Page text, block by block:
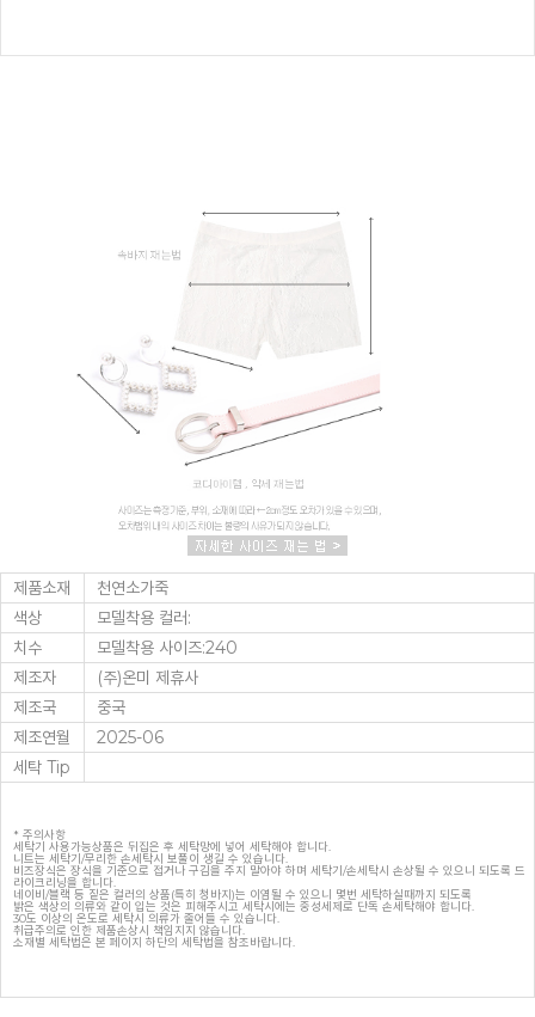
제품소재
천연소가죽
색상
모델착용 컬러:
치수
모델착용 사이즈:240
제조자
(주)온미 제휴사
제조국
중국
제조연월
2025-06
세탁 Tip
* 주의사항
세탁기 사용가능상품은 뒤집은 후 세탁망에 넣어 세탁해야 합니다.
니트는 세탁기/무리한 손세탁시 보풀이 생길 수 있습니다.
비즈장식은 장식을 기준으로 접거나 구김을 주지 말아야 하며 세탁기/손세탁시 손상될 수 있으니 되도록 드
라이크리닝을 합니다.
네이비/블랙 등 짙은 컬러의 상품(특히 청바지)는 이염될 수 있으니 몇번 세탁하실때까지 되도록
밝은 색상의 의류와 같이 입는 것은 피해주시고 세탁시에는 중성세제로 단독 손세탁해야 합니다.
30도 이상의 온도로 세탁시 의류가 줄어들 수 있습니다.
취급주의로 인한 제품손상시 책임지지 않습니다.
소재별 세탁법은 본 페이지 하단의 세탁법을 참조바랍니다.